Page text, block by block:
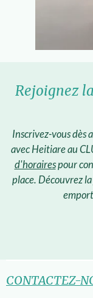
Rejoignez
Inscrivez-vous dès
avec Heitiare au
d'horairespour
place. Découvrez
CONTACTEZ-